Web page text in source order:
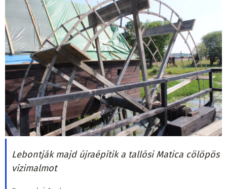
Lebontják majd újraépítik a tallósi Matica cölöpös
vízimalmot